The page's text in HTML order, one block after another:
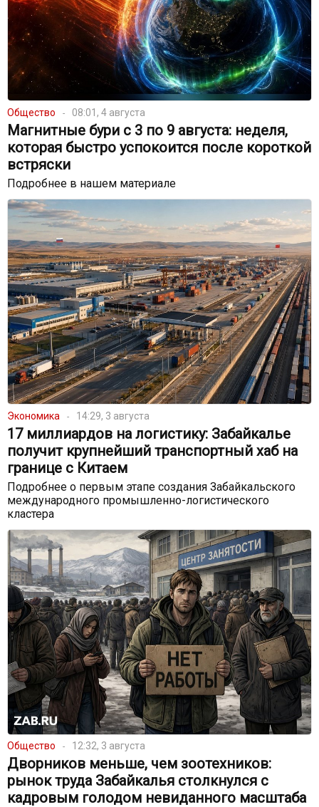
Общество 08:01, 4 августа
Магнитные бури с 3 по 9 августа: неделя,
которая быстро успокоится после короткой
встряски
Подробнее в нашем материале
Экономика 14:29, 3 августа
17 миллиардов на логистику: Забайкалье
получит крупнейший транспортный хаб на
границе с Китаем
Подробнее о первым этапе создания Забайкальского
международного промышленно-логистического
кластера
Общество 12:32, 3 августа
Дворников меньше, чем зоотехников:
рынок труда Забайкалья столкнулся с
кадровым голодом невиданного масштаба